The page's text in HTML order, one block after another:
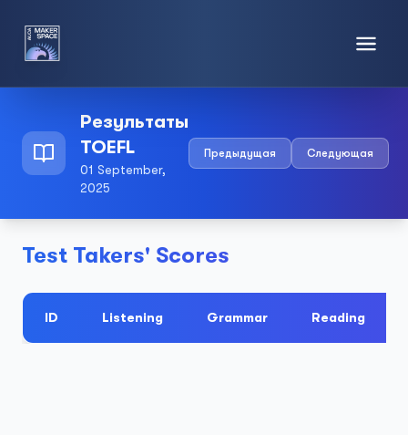
Результаты
TOEFL
01 September,
2025
Предыдущая Следующая
Test Takers' Scores
ID Listening Grammar Reading